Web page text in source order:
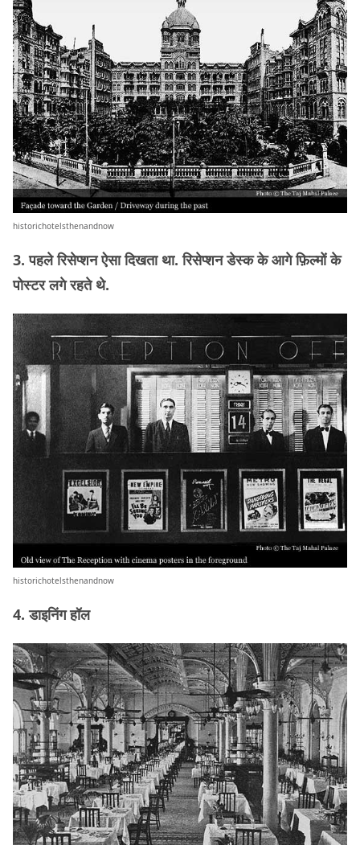
historichotelsthenandnow
3. पहले रिसेप्शन ऐसा दिखता था. रिसेप्शन डेस्क के आगे फ़िल्मों के
पोस्टर लगे रहते थे.
historichotelsthenandnow
4. डाइनिंग हॉल